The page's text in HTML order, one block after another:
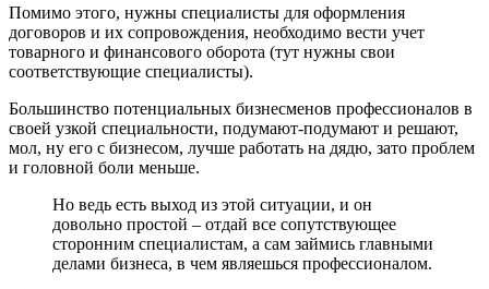
Помимо этого, нужны специалисты для оформления
договоров и их сопровождения, необходимо вести учет
товарного и финансового оборота (тут нужны свои
соответствующие специалисты).
Большинство потенциальных бизнесменов профессионалов в
своей узкой специальности, подумают-подумают и решают,
мол, ну его с бизнесом, лучше работать на дядю, зато проблем
и головной боли меньше.
Но ведь есть выход из этой ситуации, и он
довольно простой – отдай все сопутствующее
сторонним специалистам, а сам займись главными
делами бизнеса, в чем являешься профессионалом.